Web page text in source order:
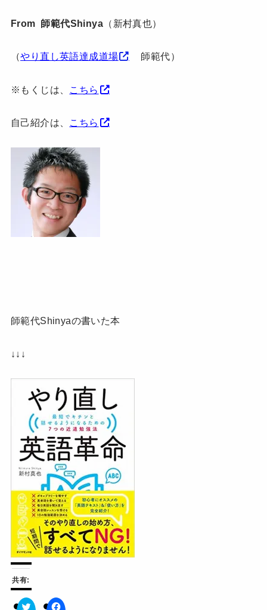
From 師範代Shinya （新村真也）
（やり直し英語達成道場 師範代）
※もくじは、 こちら
自己紹介は、 こちら
師範代Shinyaの書いた本
↓↓↓
共有: